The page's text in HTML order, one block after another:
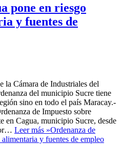
pone en riesgo
y fuentes de
Cámara de Industriales del
del municipio Sucre tiene
sino en todo el país Maracay.-
de Impuesto sobre
en Cagua, municipio Sucre, desde
Leer más »Ordenanza de
y fuentes de empleo